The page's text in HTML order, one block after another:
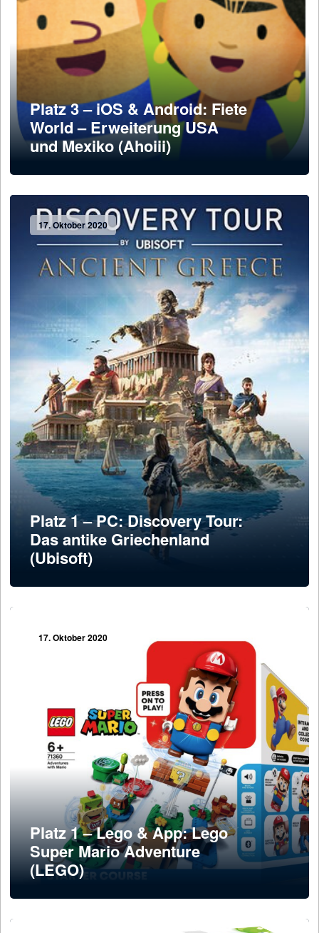
Platz 3 – iOS & Android: Fiete
World – Erweiterung USA
und Mexiko (Ahoiii)
17. Oktober 2020
Platz 1 – PC: Discovery Tour:
Das antike Griechenland
(Ubisoft)
17. Oktober 2020
Platz 1 – Lego & App: Lego
Super Mario Adventure
(LEGO)